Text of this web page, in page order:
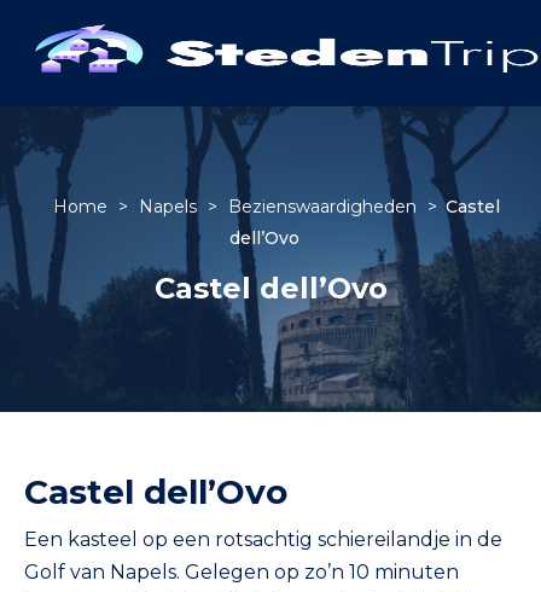
Home > Napels > Bezienswaardigheden > Castel
dell’Ovo
Castel dell’Ovo
Castel dell’Ovo
Een kasteel op een rotsachtig schiereilandje in de
Golf van Napels. Gelegen op zo’n 10 minuten